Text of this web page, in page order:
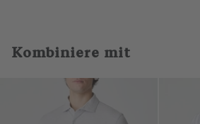
Kombiniere mit